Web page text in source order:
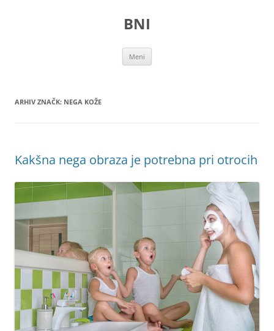
BNI
Meni
ARHIV ZNAČK: NEGA KOŽE
Kakšna nega obraza je potrebna pri otrocih